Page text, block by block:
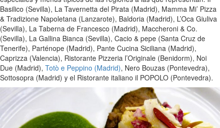
Basilico (Sevilla), La Tavernetta del Pirata (Madrid), Mamma Mi’ Pizza
& Tradizione Napoletana (Lanzarote), Baldoria (Madrid), L’Oca Giuliva
(Sevilla), La Taberna de Francesco (Madrid), Maccheroni & Co.
(Sevilla), La Gallina Bianca (Sevilla), Cacio & pepe (Santa Cruz de
Tenerife), Parténope (Madrid), Pante Cucina Siciliana (Madrid),
Caprizza (Valencia), Ristorante Pizzeria l’Originale (Benidorm), Noi
Due (Madrid), Totò e Peppino (Madrid), Nero Bouzas (Pontevedra),
Sottosopra (Madrid) y el Ristorante italiano il POPOLO (Pontevedra).